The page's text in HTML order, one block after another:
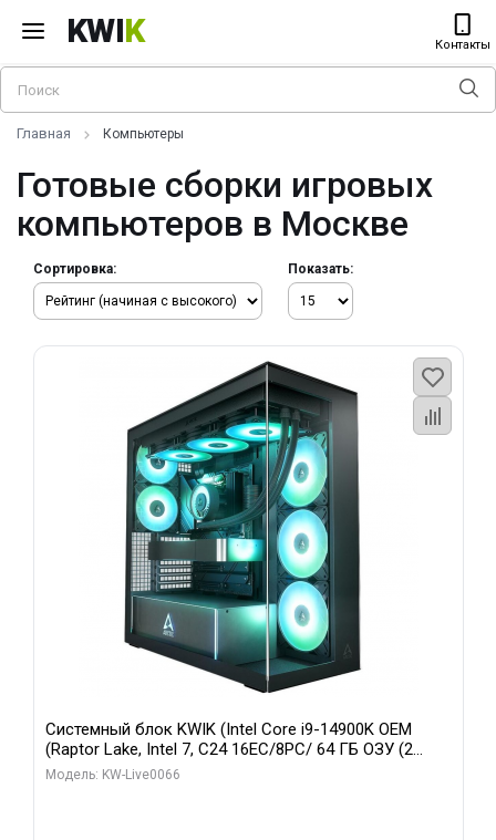
KWIK Контакты
Главная Компьютеры
Готовые сборки игровых
компьютеров в Москве
Сортировка: Показать:
Системный блок KWIK (Intel Core i9-14900K OEM
(Raptor Lake, Intel 7, C24 16EC/8PC/ 64 ГБ ОЗУ (2
модуля)/ Gigabyte RTX5080 XTREME WATERFORCE
Модель: KW-Live0066